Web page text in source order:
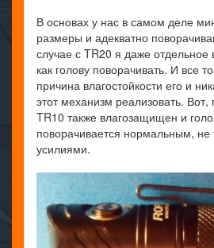
В основах у нас в самом деле
размеры и адекватно
случае с TR20 я даже отдельное
как голову поворачивать. И все
причина влагостойкости его и
этот механизм реализовать.
TR10 также влагозащищен и
поворачивается нормальным, не
усилиями.